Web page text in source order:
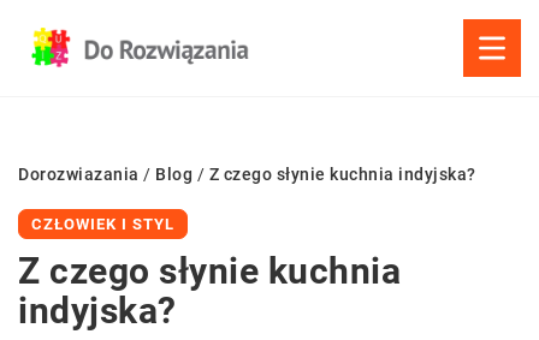
Dorozwiazania / Blog / Z czego słynie kuchnia indyjska?
CZŁOWIEK I STYL
Z czego słynie kuchnia
indyjska?